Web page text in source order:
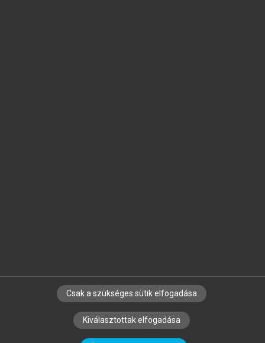
SZERZŐKNEK CÉGEKNEK KÖNYVTÁROSOKNAK
SZERKESZTÉSI ÉS LEKTORÁLÁSI ALAPELVEK
Csak a szükséges sütik elfogadása
Kiválasztottak elfogadása